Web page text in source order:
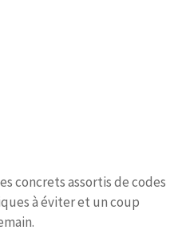
concrets assortis de codes
à éviter et un coup